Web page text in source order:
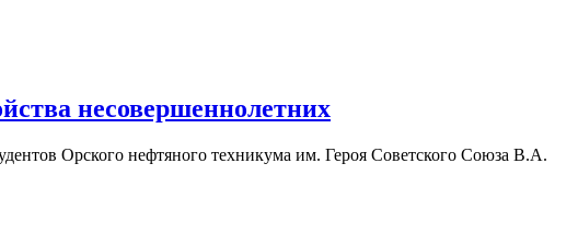
несовершеннолетних
Орского нефтяного техникума им. Героя Советского Союза В.А.